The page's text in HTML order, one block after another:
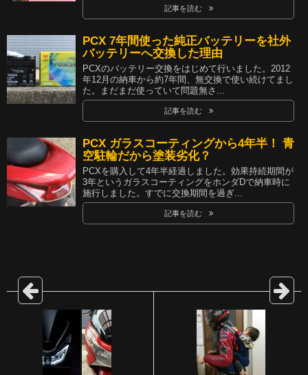
記事を読む
PCX 7年間使った純正バッテリーを社外
バッテリーへ交換した理由
PCXのバッテリー交換をはじめて行いました。2012
年12月の納車から約7年間、無交換で使い続けてまし
た。まだまだ使っていて問題無さ...
記事を読む
PCX ガラスコーティングから4年半！ 青
空駐輪だから塗装劣化？
PCXを購入して4年半経過しました。効果持続期間が
3年というガラスコーティングをホンダDで納車時に
施行しました。すでに交換期間を過ぎ...
記事を読む